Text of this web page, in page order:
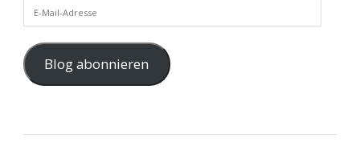
E-Mail-Adresse
Blog abonnieren